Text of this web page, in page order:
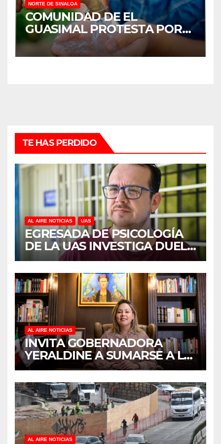
NORTE DE SINALOA
COMUNIDAD DE EL
GUASIMAL PROTESTA POR
FALTA DE AGUA POTABLE EN
MOCORITO
TE HAS PERDIDO
AL AIRE NOTICIAS UAS
EGRESADA DE PSICOLOGÍA
DE LA UAS INVESTIGA DUELO
ANTICIPADO Y SOBRECARGA
EN CUIDADORES DE
ADULTOS MAYORES
AL AIRE NOTICIAS
INVITA GOBERNADORA
YERALDINE A SUMARSE A LA
JORNADA NACIONAL DE
REFORESTACIÓN;
PLANTARÁN 6.6 MILLONES
DE ÁRBOLES
AL AIRE NOTICIAS